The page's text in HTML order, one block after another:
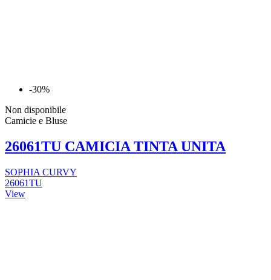
-30%
Non disponibile
Camicie e Bluse
26061TU CAMICIA TINTA UNITA
SOPHIA CURVY
26061TU
View